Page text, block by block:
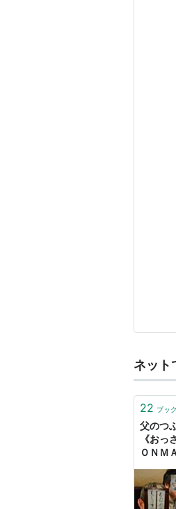
ネット
22 ブッ
父のつ
《おっ
ＯＮＭ